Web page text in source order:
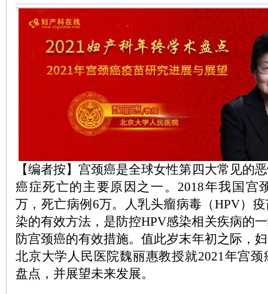
【编者按】宫颈癌是全球女性第四大常见的
癌症死亡的主要原因之一。2018年我国宫
万，死亡病例6万。人乳头瘤病毒（HPV）
染的有效方法，是防控HPV感染相关疾病的
防宫颈癌的有效措施。值此岁末年初之际，
北京大学人民医院魏丽惠教授就2021年宫
盘点，并展望未来发展。